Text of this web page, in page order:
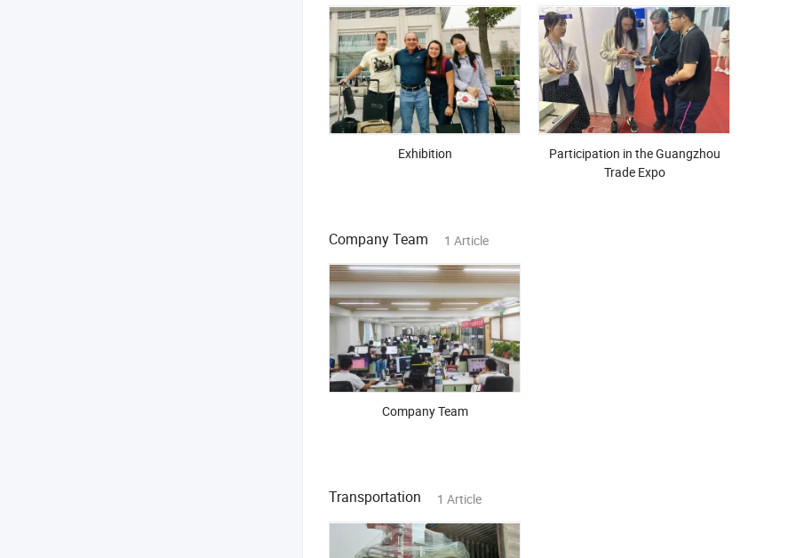
Exhibition
Participation in the Guangzhou
Trade Expo
Company Team 1 Article
Company Team
Transportation 1 Article